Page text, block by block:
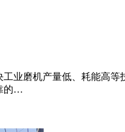
业磨机产量低、耗能高
的…